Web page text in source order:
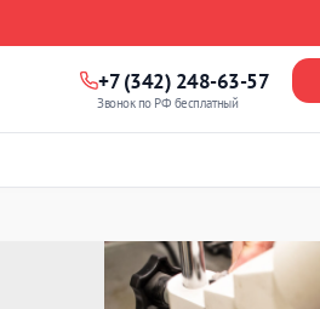
+7 (342) 248-63-57
Звонок по РФ бесплатный